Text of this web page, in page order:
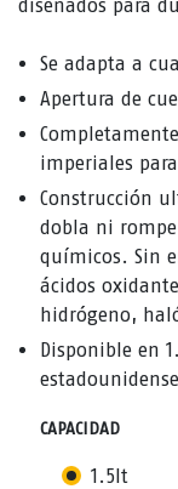
diseñados para
Se adapta a
Apertura de
imperiales
Construcción
dobla ni
químicos. Sin
ácidos
hidrógeno,
Disponible en
CAPACIDAD
1.5lt